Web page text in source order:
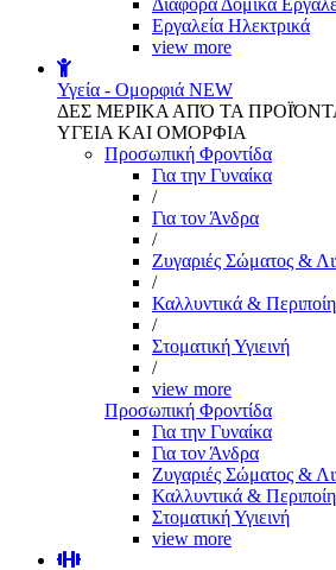
Διάφορα Δομικά
Εργαλεία Ηλεκτρικά
view more
Υγεία - Ομορφιά NEW
ΔΕΣ ΜΕΡΙΚΑ ΑΠΌ ΤΑ
ΥΓΕΙΑ ΚΑΙ ΟΜΟΡΦΙΑ
Προσωπική Φροντίδα
Για την Γυναίκα
/
Για τον Άνδρα
/
Ζυγαριές Σώματος &
/
Καλλυντικά &
/
Στοματική Υγιεινή
/
view more
Προσωπική Φροντίδα
Για την Γυναίκα
Για τον Άνδρα
Ζυγαριές Σώματος &
Καλλυντικά &
Στοματική Υγιεινή
view more